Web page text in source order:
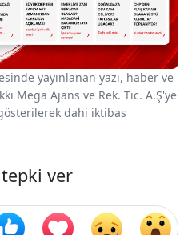
yayınlanan yazı, haber ve
Mega Ajans ve Rek. Tic. A.Ş'ye
dahi iktibas
ver